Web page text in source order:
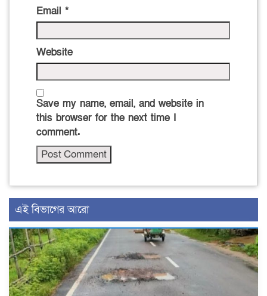
Email *
Website
Save my name, email, and website in
this browser for the next time I
comment.
এই বিভাগের আরো